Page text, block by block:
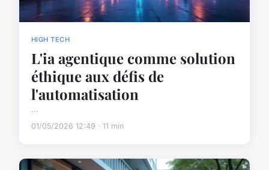
HIGH TECH
L'ia agentique comme solution
éthique aux défis de
l'automatisation
...
01/05/2026 12:49 · 11 min